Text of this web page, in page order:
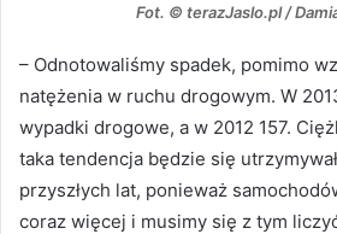
Fot. © terazJaslo.pl /
– Odnotowaliśmy spadek, pomimo
natężenia w ruchu drogowym. W
wypadki drogowe, a w 2012 157.
taka tendencja będzie się
przyszłych lat, ponieważ
coraz więcej i musimy się z tym